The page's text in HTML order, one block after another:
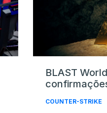
BLAST
COUNTER-STRIKE